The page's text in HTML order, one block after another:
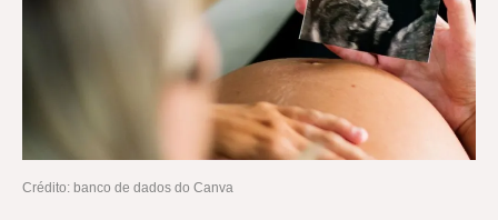
Crédito: banco de dados do Canva